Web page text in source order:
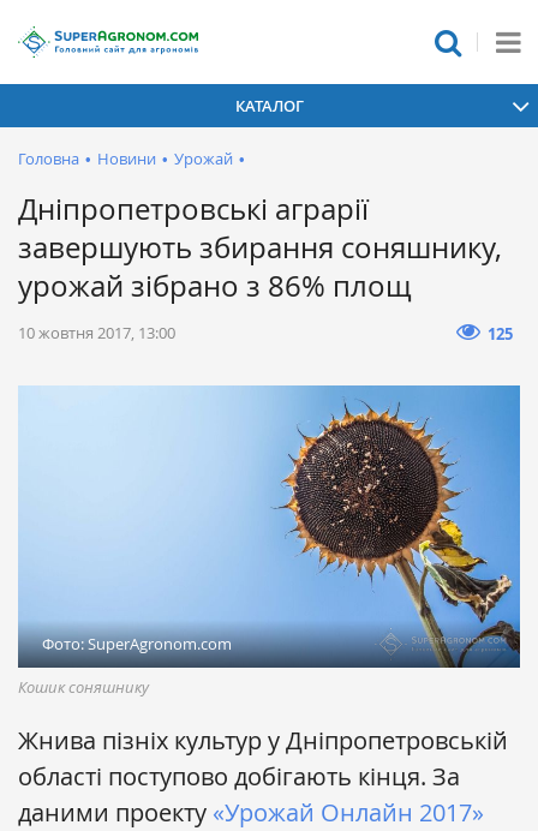
КАТАЛОГ
Головна • Новини • Урожай •
Дніпропетровські аграрії
завершують збирання соняшнику,
урожай зібрано з 86% площ
10 жовтня 2017, 13:00 125
Фото: SuperAgronom.com
Кошик соняшнику
Жнива пізніх культур у Дніпропетровській
області поступово добігають кінця. За
даними проекту «Урожай Онлайн 2017»